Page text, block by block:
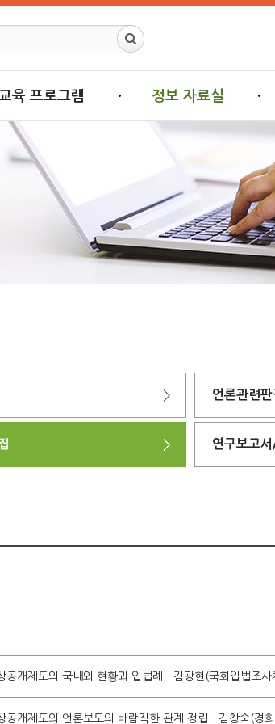
육 프로그램 정보 자료실
언론관련
연구보고
공개제도의 국내외 현황과 입법례 - 김광현(국회입법조
공개제도와 언론보도의 바람직한 관계 정립 - 김창숙(경